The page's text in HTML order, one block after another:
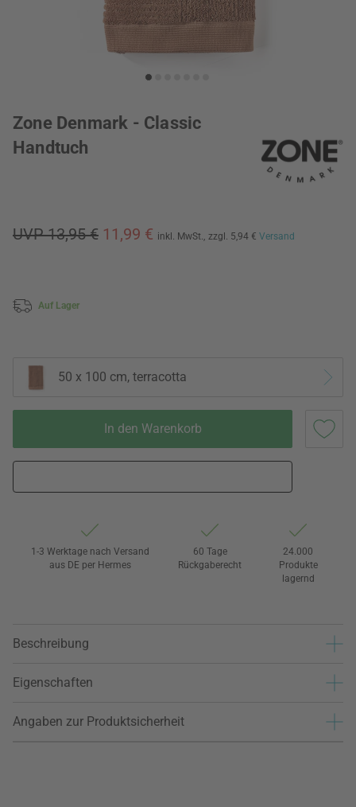
Zone Denmark - Classic
Handtuch
UVP 13,95 € 11,99 € inkl. MwSt., zzgl. 5,94 € Versand
Auf Lager
50 x 100 cm, terracotta
In den Warenkorb
1-3 Werktage nach Versand
aus DE per Hermes
60 Tage
Rückgaberecht
24.000
Produkte
lagernd
Beschreibung
Eigenschaften
Angaben zur Produktsicherheit